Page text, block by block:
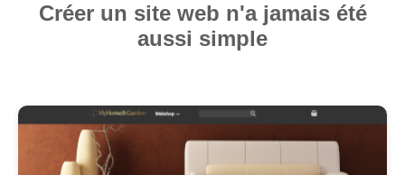
Contact
E-Boutique
Créer un site web n'a jamais été
aussi simple